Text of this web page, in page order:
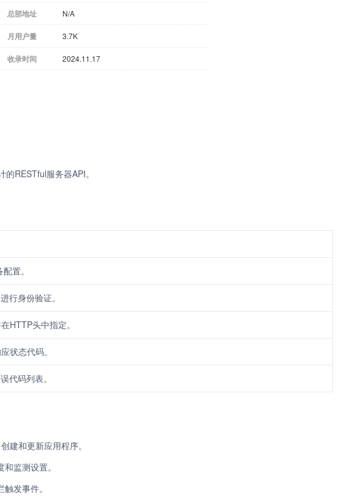
总部地址 N/A
月用户量 3.7K
收录时间 2024.11.17
RESTful服务器API。
置。
行身份验证。
HTTP头中指定。
状态代码。
代码列表。
建和更新应用程序。
监测设置。
发事件。